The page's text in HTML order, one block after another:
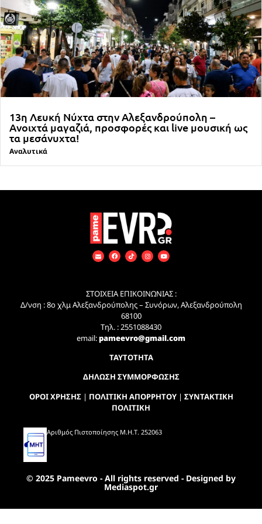
13η Λευκή Νύχτα στην Αλεξανδρούπολη –
Ανοιχτά μαγαζιά, προσφορές και live μουσική ως
τα μεσάνυχτα!
Αναλυτικά
ΣΤΟΙΧΕΙΑ ΕΠΙΚΟΙΝΩΝΙΑΣ :
Δ/νση : 8ο χλμ Αλεξανδρούπολης – Συνόρων, Αλεξανδρούπολη
68100
Τηλ. : 2551088430
email:pameevro@gmail.com
ΤΑΥΤΟΤΗΤΑ
ΔΗΛΩΣΗ ΣΥΜΜΟΡΦΩΣΗΣ
ΟΡΟΙ ΧΡΗΣΗΣ| ΠΟΛΙΤΙΚΗ ΑΠΟΡΡΗΤΟΥ| ΣΥΝΤΑΚΤΙΚΗ
ΠΟΛΙΤΙΚΗ
Αριθμός Πιστοποίησης Μ.Η.Τ. 252063
© 2025 Pameevro - All rights reserved - Designed by
Mediaspot.gr